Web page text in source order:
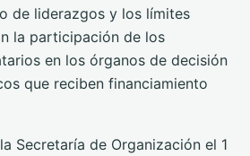
de liderazgos y los límites
la participación de los
en los órganos de decisión
que reciben financiamiento
Secretaría de Organización el 1